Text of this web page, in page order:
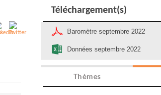
Téléchargement(s)
Baromètre septembre 2022
Données septembre 2022
Thèmes